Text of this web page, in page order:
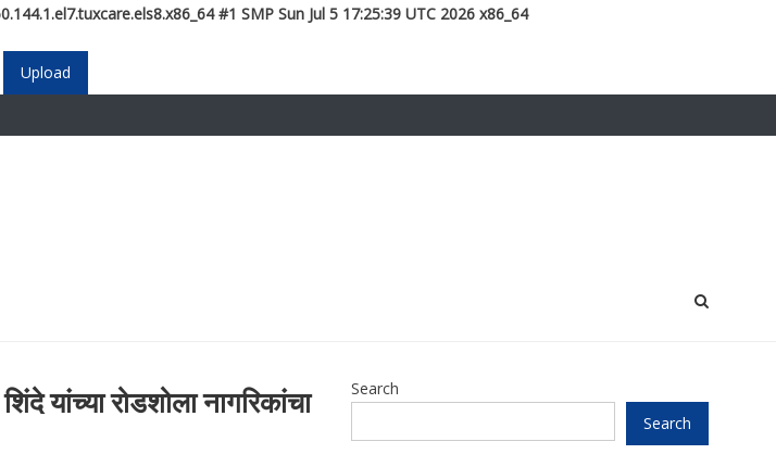
#1 SMP Sun Jul 5 17:25:39 UTC 2026 x86_64
यांच्या रोडशोला नागरिकांचा
Search
Search